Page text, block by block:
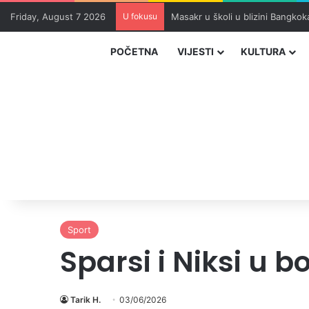
Friday, August 7 2026 U fokusu SFF donosi dirljive filmove o
POČETNA VIJESTI KULTURA
Sport
Sparsi i Niksi u
Tarik H. 03/06/2026